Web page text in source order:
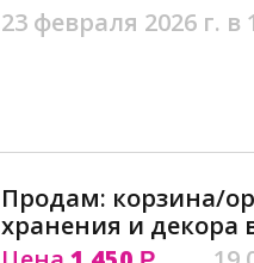
23 февраля 2026 г. в
Продам: корзина/
хранения и декора